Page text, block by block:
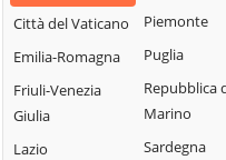
Città del Vaticano
Emilia-Romagna
Friuli-Venezia
Giulia
Lazio
Piemonte
Puglia
Repubblica
Marino
Sardegna